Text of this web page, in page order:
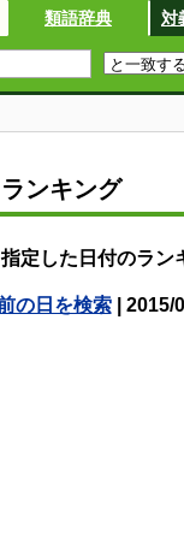
類語辞典 対
ンキング
指定した日付のラン
の日を検索| 2015/